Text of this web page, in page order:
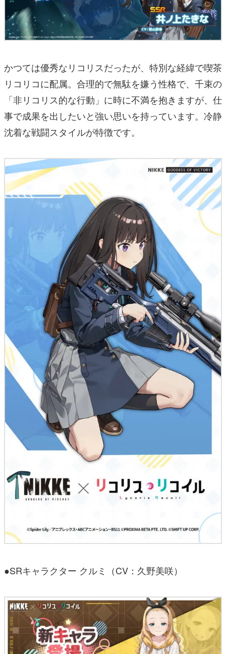
かつては優秀なリコリスだったが、特別な経緯で喫茶
リコリコに配属。合理的で無駄を嫌う性格で、千束の
「非リコリス的な行動」に時に不満を抱きますが、仕
事で成果を出したいと強い思いを持っています。冷静
沈着な戦闘スタイルが特徴です。
●SRキャラクター クルミ（CV：久野美咲）